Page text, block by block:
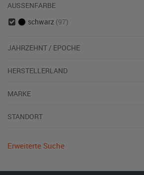
AUSSENFARBE
schwarz (97)
JAHRZEHNT / EPOCHE
HERSTELLERLAND
MARKE
STANDORT
Erweiterte Suche